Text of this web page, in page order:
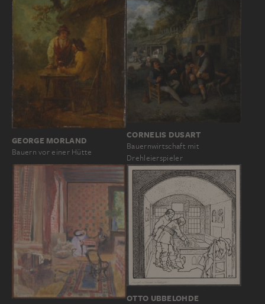
GEORGE MORLAND
Bauern vor einer Hütte
CORNELIS DUSART
Bauernwirtschaft mit
Drehleierspieler
OTTO UBBELOHDE